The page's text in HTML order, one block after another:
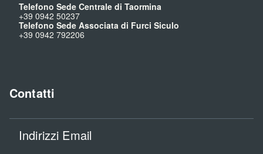
Telefono Sede Centrale di Taormina
+39 0942 50237
Telefono Sede Associata di Furci Siculo
+39 0942 792206
Contatti
Indirizzi Email